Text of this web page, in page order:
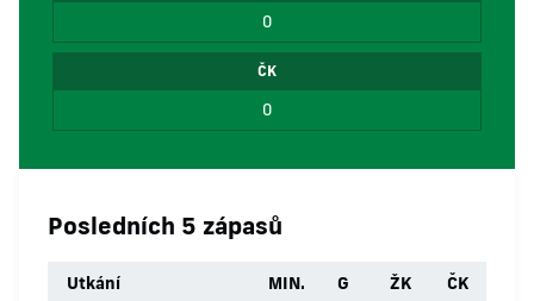
0
ČK
0
Posledních 5 zápasů
Utkání MIN. G ŽK ČK